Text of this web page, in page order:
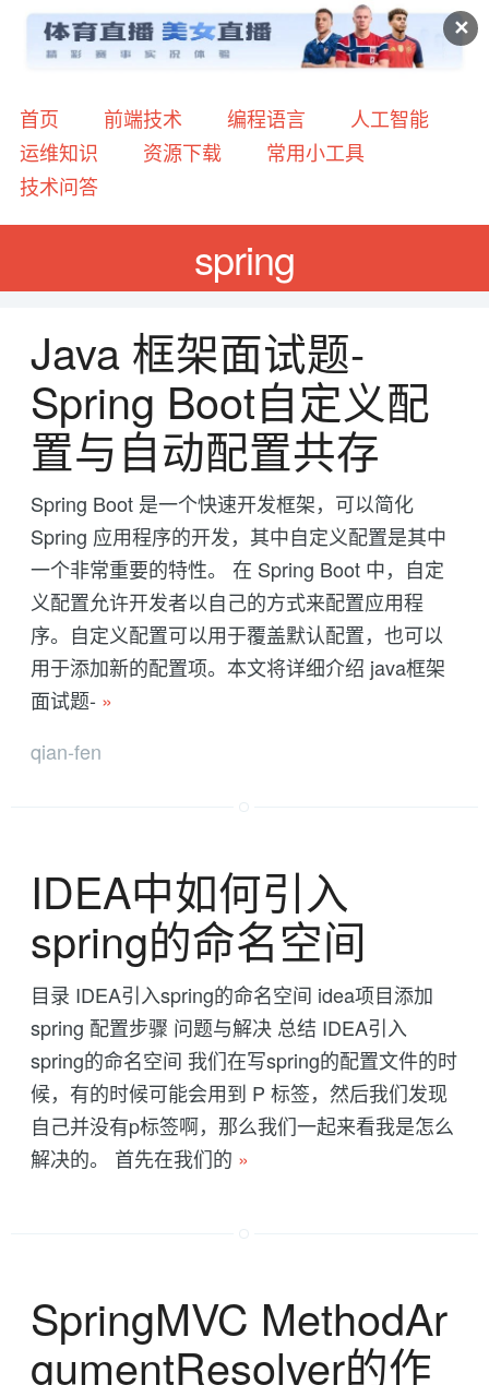
✕
首页 前端技术 编程语言
人工智能
运维知识
资源下载
常用小工具
技术问答
spring
Java 框架面试题-
Spring Boot自定义配
置与自动配置共存
Spring Boot 是一个快速开发框架，可以简化
Spring 应用程序的开发，其中自定义配置是其中
一个非常重要的特性。 在 Spring Boot 中，自定
义配置允许开发者以自己的方式来配置应用程
序。自定义配置可以用于覆盖默认配置，也可以
用于添加新的配置项。本文将详细介绍 java框架
面试题- »
qian-fen
IDEA中如何引入
spring的命名空间
目录 IDEA引入spring的命名空间 idea项目添加
spring 配置步骤 问题与解决 总结 IDEA引入
spring的命名空间 我们在写spring的配置文件的时
候，有的时候可能会用到 P 标签，然后我们发现
自己并没有p标签啊，那么我们一起来看我是怎么
解决的。 首先在我们的 »
SpringMVC MethodAr
gumentResolver的作